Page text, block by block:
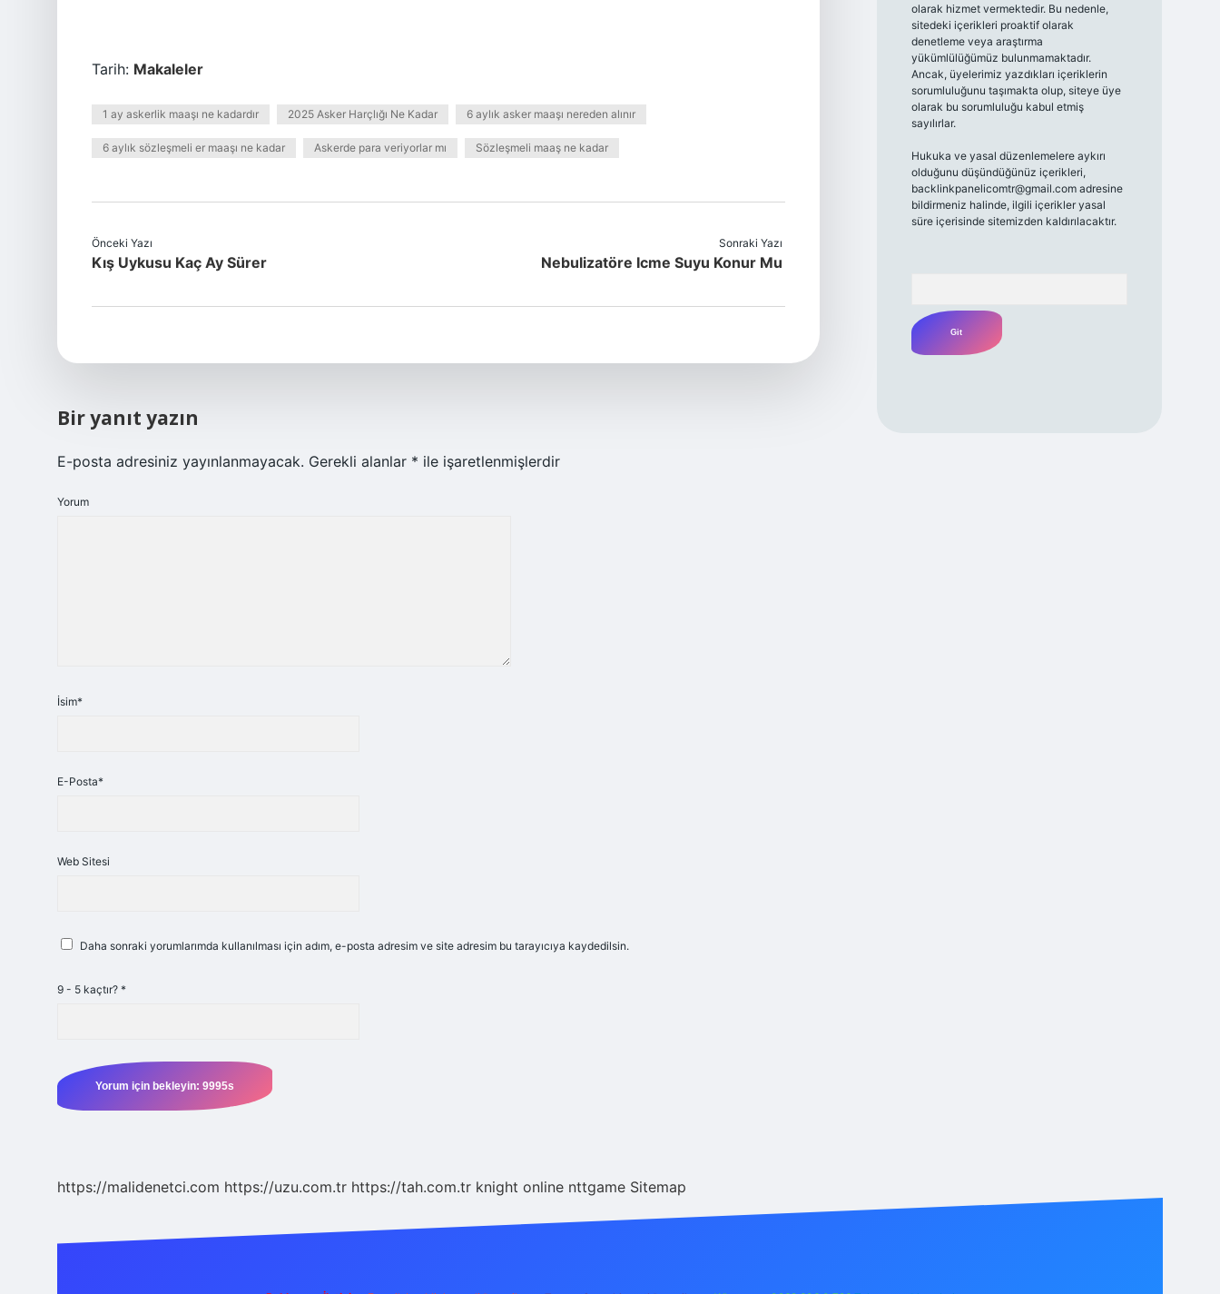
Tarih: Makaleler
1 ay askerlik maaşı ne kadardır 2025 Asker Harçlığı Ne Kadar 6 aylık asker maaşı nereden alınır
6 aylık sözleşmeli er maaşı ne kadar Askerde para veriyorlar mı Sözleşmeli maaş ne kadar
Önceki Yazı
Kış Uykusu Kaç Ay Sürer
Sonraki Yazı
Nebulizatöre Icme Suyu Konur Mu
Bir yanıt yazın
E-posta adresiniz yayınlanmayacak. Gerekli alanlar * ile işaretlenmişlerdir
Yorum
İsim*
E-Posta*
Web Sitesi
Daha sonraki yorumlarımda kullanılması için adım, e-posta adresim ve site adresim bu tarayıcıya kaydedilsin.
9 - 5 kaçtır? *
https://malidenetci.com https://uzu.com.tr https://tah.com.tr knight online nttgame Sitemap
olarak hizmet vermektedir. Bu nedenle,
sitedeki içerikleri proaktif olarak
denetleme veya araştırma
yükümlülüğümüz bulunmamaktadır.
Ancak, üyelerimiz yazdıkları içeriklerin
sorumluluğunu taşımakta olup, siteye üye
olarak bu sorumluluğu kabul etmiş
sayılırlar.
Hukuka ve yasal düzenlemelere aykırı
olduğunu düşündüğünüz içerikleri,
backlinkpanelicomtr@gmail.comadresine
bildirmeniz halinde, ilgili içerikler yasal
süre içerisinde sitemizden kaldırılacaktır.